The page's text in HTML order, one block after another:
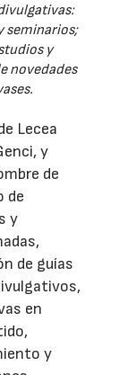
seminarios;
y
novedades
Lecea
y
de
de
y
de guías
en
y